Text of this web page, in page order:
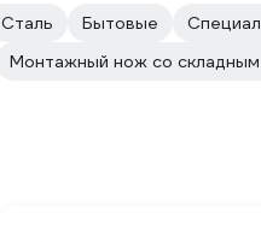
Сталь Бытовые
Монтажный нож со